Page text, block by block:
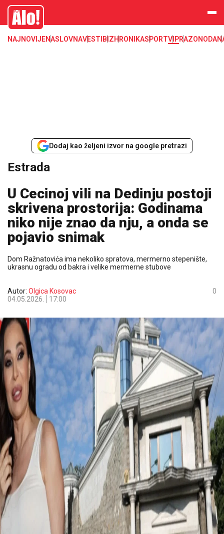
Estrada, poznati, VIP
Alo
NAJNOVIJENASLOVNAVESTI BIZHRONIKASPORTVIPRAZONODA
Dodaj kao željeni izvor na google pretrazi
Estrada
U Cecinoj vili na Dedinju postoji
skrivena prostorija: Godinama
niko nije znao da nju, a onda se
pojavio snimak
Dom Ražnatovića ima nekoliko spratova, mermerno stepenište,
ukrasnu ogradu od bakra i velike mermerne stubove
Autor: Olgica Kosovac
04.05.2026.
17:00
0